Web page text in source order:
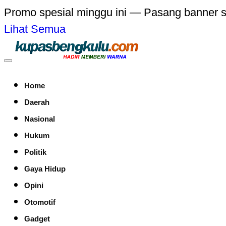
Promo spesial minggu ini — Pasang banner
Lihat Semua
Home
Daerah
Nasional
Hukum
Politik
Gaya Hidup
Opini
Otomotif
Gadget